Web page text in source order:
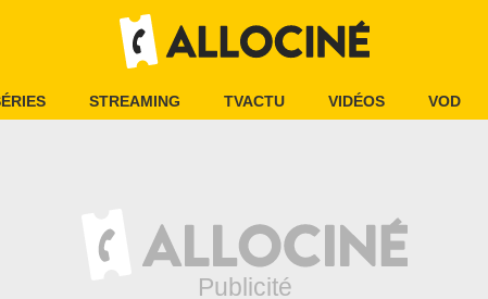
STREAMING TVACTU VIDÉOS VOD